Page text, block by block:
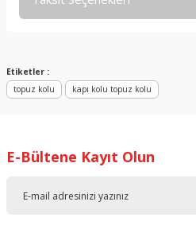
Etiketler :
topuz kolu
kapı kolu topuz kolu
E-Bültene Kayıt Olun